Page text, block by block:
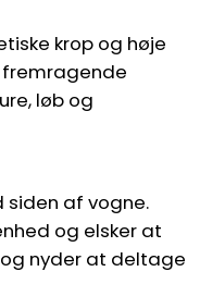
krop og høje
fremragende
løb og
af vogne.
og elsker at
nyder at deltage